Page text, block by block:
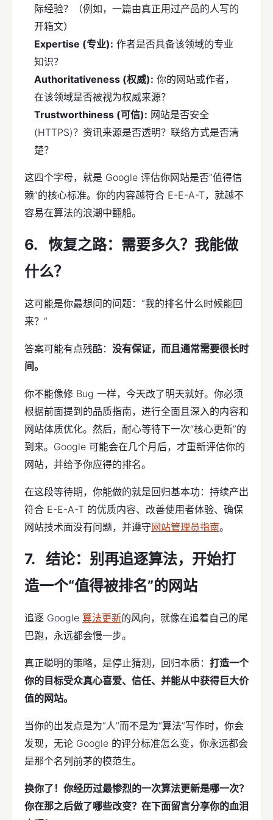
际经验？（例如，一篇由真正用过产品的人写的
开箱文）
Expertise (专业): 作者是否具备该领域的专业
知识？
Authoritativeness (权威): 你的网站或作者，
在该领域是否被视为权威来源？
Trustworthiness (可信): 网站是否安全
(HTTPS)？资讯来源是否透明？联络方式是否清
楚？
这四个字母，就是 Google 评估你网站是否“值得信
赖”的核心标准。你的内容越符合 E-E-A-T，就越不
容易在算法的浪潮中翻船。
恢复之路：需要多久？我能做
什么？
这可能是你最想问的问题：“我的排名什么时候能回
来？”
答案可能有点残酷： 没有保证，而且通常需要很长时
间。
你不能像修 Bug 一样，今天改了明天就好。你必须
根据前面提到的品质指南，进行全面且深入的内容和
网站体质优化。然后，耐心等待下一次“核心更新”的
到来。Google 可能会在几个月后，才重新评估你的
网站，并给予你应得的排名。
在这段等待期，你能做的就是回归基本功：持续产出
符合 E-E-A-T 的优质内容、改善使用者体验、确保
网站技术面没有问题，并遵守网站管理员指南。
结论：别再追逐算法，开始打
造一个“值得被排名”的网站
追逐 Google 算法更新的风向，就像在追着自己的尾
巴跑，永远都会慢一步。
真正聪明的策略，是停止猜测，回归本质： 打造一个
你的目标受众真心喜爱、信任、并能从中获得巨大价
值的网站。
当你的出发点是为“人”而不是为“算法”写作时，你会
发现，无论 Google 的评分标准怎么变，你永远都会
是那个名列前茅的模范生。
换你了！你经历过最惨烈的一次算法更新是哪一次？
你在那之后做了哪些改变？在下面留言分享你的血泪